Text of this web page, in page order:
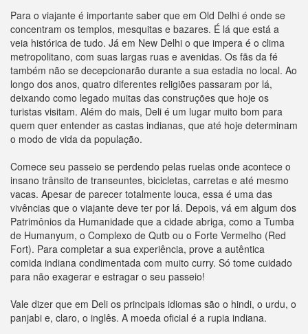
Para o viajante é importante saber que em Old Delhi é onde se
concentram os templos, mesquitas e bazares. É lá que está a
veia histórica de tudo. Já em New Delhi o que impera é o clima
metropolitano, com suas largas ruas e avenidas. Os fãs da fé
também não se decepcionarão durante a sua estadia no local. Ao
longo dos anos, quatro diferentes religiões passaram por lá,
deixando como legado muitas das construções que hoje os
turistas visitam. Além do mais, Deli é um lugar muito bom para
quem quer entender as castas indianas, que até hoje determinam
o modo de vida da população.
Comece seu passeio se perdendo pelas ruelas onde acontece o
insano trânsito de transeuntes, bicicletas, carretas e até mesmo
vacas. Apesar de parecer totalmente louca, essa é uma das
vivências que o viajante deve ter por lá. Depois, vá em algum dos
Patrimônios da Humanidade que a cidade abriga, como a Tumba
de Humanyum, o Complexo de Qutb ou o Forte Vermelho (Red
Fort). Para completar a sua experiência, prove a autêntica
comida indiana condimentada com muito curry. Só tome cuidado
para não exagerar e estragar o seu passeio!
Vale dizer que em Deli os principais idiomas são o hindi, o urdu, o
panjabi e, claro, o inglês. A moeda oficial é a rupia indiana.